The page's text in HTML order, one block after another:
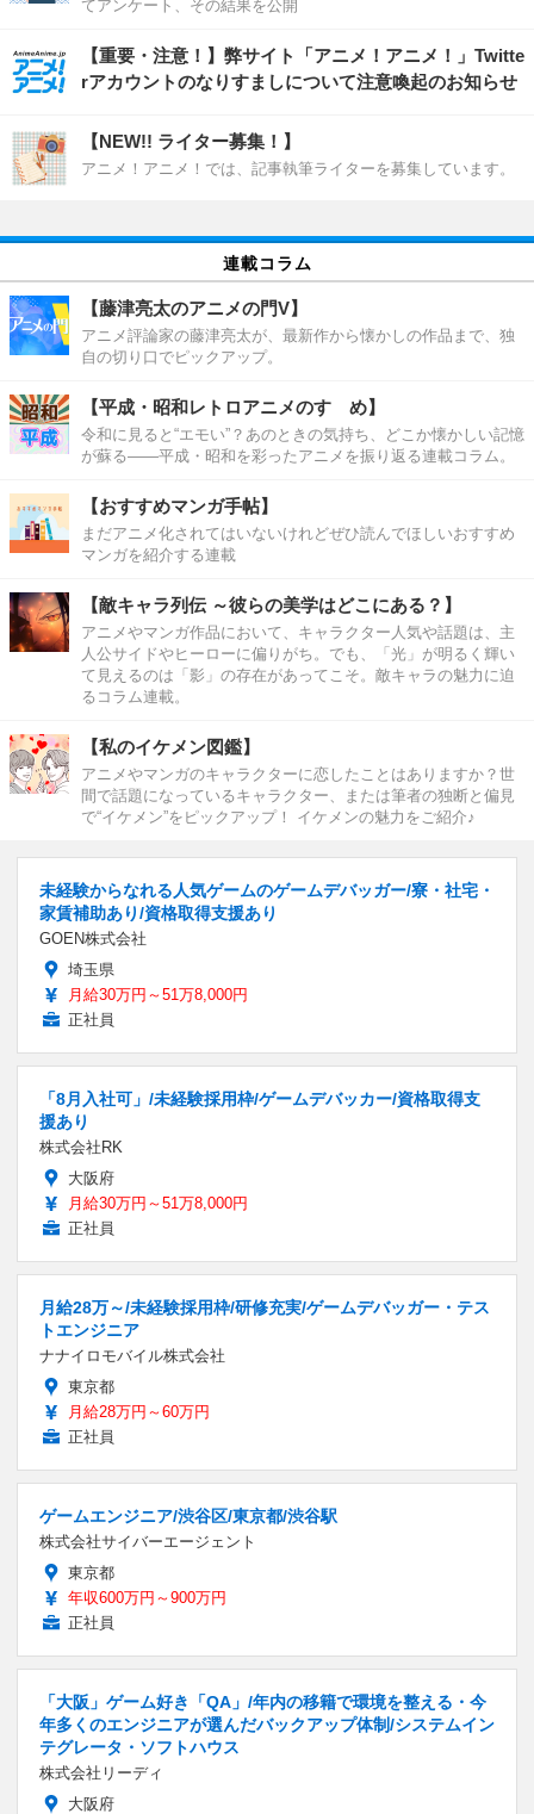
てアンケート、その結果を公開
【重要・注意！】弊サイト「アニメ！アニメ！」Twitte
rアカウントのなりすましについて注意喚起のお知らせ
【NEW!! ライター募集！】
アニメ！アニメ！では、記事執筆ライターを募集しています。
連載コラム
【藤津亮太のアニメの門V】
アニメ評論家の藤津亮太が、最新作から懐かしの作品まで、独
自の切り口でピックアップ。
【平成・昭和レトロアニメのすゝめ】
令和に見ると“エモい”？あのときの気持ち、どこか懐かしい記憶
が蘇る――平成・昭和を彩ったアニメを振り返る連載コラム。
【おすすめマンガ手帖】
まだアニメ化されてはいないけれどぜひ読んでほしいおすすめ
マンガを紹介する連載
【敵キャラ列伝 ～彼らの美学はどこにある？】
アニメやマンガ作品において、キャラクター人気や話題は、主
人公サイドやヒーローに偏りがち。でも、「光」が明るく輝い
て見えるのは「影」の存在があってこそ。敵キャラの魅力に迫
るコラム連載。
【私のイケメン図鑑】
アニメやマンガのキャラクターに恋したことはありますか？世
間で話題になっているキャラクター、または筆者の独断と偏見
で“イケメン”をピックアップ！ イケメンの魅力をご紹介♪
未経験からなれる人気ゲームのゲームデバッガー/寮・社宅・
家賃補助あり/資格取得支援あり
GOEN株式会社
埼玉県
月給30万円～51万8,000円
正社員
「8月入社可」/未経験採用枠/ゲームデバッカー/資格取得支
援あり
株式会社RK
大阪府
月給30万円～51万8,000円
正社員
月給28万～/未経験採用枠/研修充実/ゲームデバッガー・テス
トエンジニア
ナナイロモバイル株式会社
東京都
月給28万円～60万円
正社員
ゲームエンジニア/渋谷区/東京都/渋谷駅
株式会社サイバーエージェント
東京都
年収600万円～900万円
正社員
「大阪」ゲーム好き「QA」/年内の移籍で環境を整える・今
年多くのエンジニアが選んだバックアップ体制/システムイン
テグレータ・ソフトハウス
株式会社リーディ
大阪府